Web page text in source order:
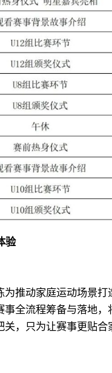
验
推动家庭运动场景
全流程筹备与落地
，只为让赛事更贴合